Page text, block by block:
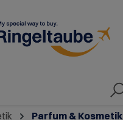
Parfum & Kosmetik